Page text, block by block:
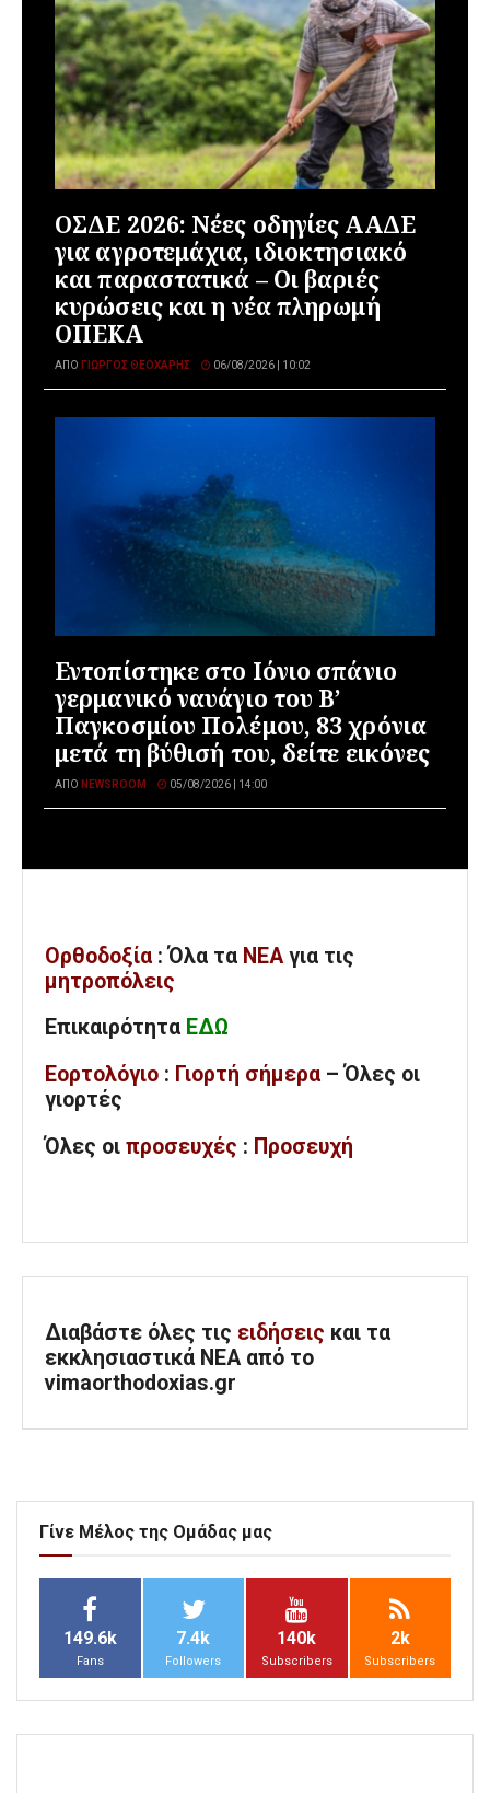
ΟΣΔΕ 2026: Νέες οδηγίες ΑΑΔΕ
για αγροτεμάχια, ιδιοκτησιακό
και παραστατικά – Οι βαριές
κυρώσεις και η νέα πληρωμή
ΟΠΕΚΑ
ΑΠΌ ΓΙΏΡΓΟΣ ΘΕΟΧΆΡΗΣ 06/08/2026 | 10:02
Εντοπίστηκε στο Ιόνιο σπάνιο
γερμανικό ναυάγιο του Β’
Παγκοσμίου Πολέμου, 83 χρόνια
μετά τη βύθισή του, δείτε εικόνες
ΑΠΌ NEWSROOM 05/08/2026 | 14:00
Ορθοδοξία : Όλα τα ΝΕΑ για τις
μητροπόλεις
Επικαιρότητα ΕΔΩ
Εορτολόγιο : Γιορτή σήμερα – Όλες οι
γιορτές
Όλες οι προσευχές : Προσευχή
Διαβάστε όλες τις ειδήσεις και τα
εκκλησιαστικά ΝΕΑ από το
vimaorthodoxias.gr
Γίνε Μέλος της Ομάδας μας
149.6k
Fans
7.4k
Followers
140k
Subscribers
2k
Subscribers